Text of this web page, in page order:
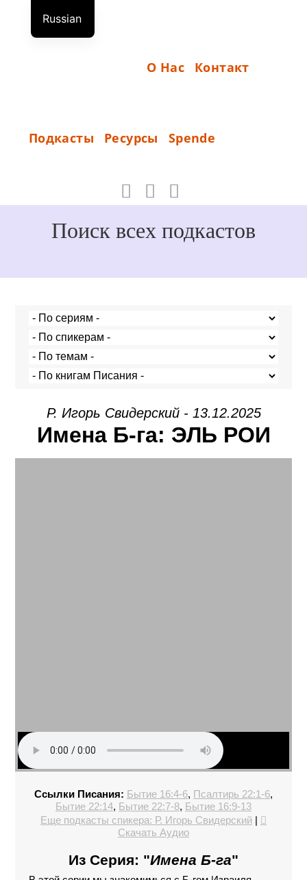
содержимому
О
О Нас Контакт
Подкасты Ресурсы Spende
N
Поиск всех подкастов
Р. Игорь Свидерский - 13.12.2025
Имена Б-га: ЭЛЬ РОИ
Ссылки Писания: Бытие 16:4-6, Псалтирь 22:1-6,
Бытие 22:14, Бытие 22:7-8, Бытие 16:9-13
Еще подкасты спикера: Р. Игорь Свидерский |
Скачать Аудио
Из Серия: "Имена Б-га"
Russian
German